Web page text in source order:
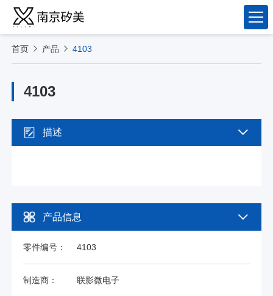
首页 产品 4103
4103
描述
产品信息
零件编号： 4103
制造商： 联影微电子